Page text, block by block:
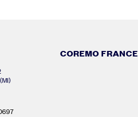
COREMO FRANCE